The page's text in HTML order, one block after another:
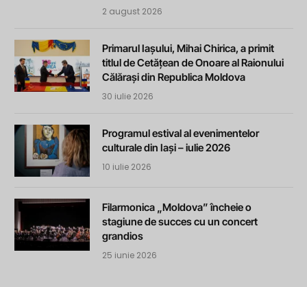
2 august 2026
Primarul Iașului, Mihai Chirica, a primit
titlul de Cetățean de Onoare al Raionului
Călărași din Republica Moldova
30 iulie 2026
Programul estival al evenimentelor
culturale din Iași – iulie 2026
10 iulie 2026
Filarmonica „Moldova” încheie o
stagiune de succes cu un concert
grandios
25 iunie 2026